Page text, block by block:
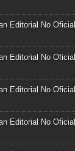
Editorial No
Editorial No
Editorial No
Editorial No